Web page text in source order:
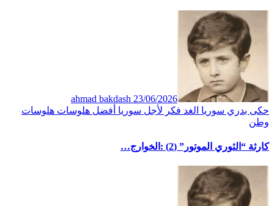
ahmad bakdash 23/06/2026
حكى بدري سوريا الغد فكر لأجل سوريا أفضل هلوسات هلوسات
وطن
كارثة “الثوري الموتور” (2) :الخوارج…